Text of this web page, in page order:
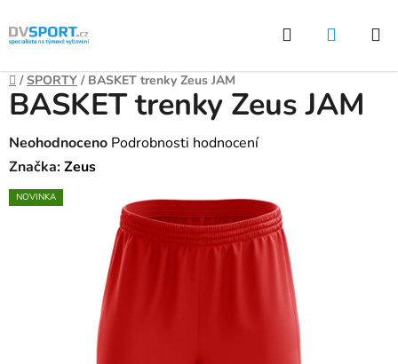
Přejít
na
Hledat
Domů
/ SPORTY / BASKET trenky Zeus JAM
BASKET trenky Zeus JAM
Průměrné
hodnocení
produktu
Neohodnoceno Podrobnosti hodnocení
Značka:Zeus
NOVINKA